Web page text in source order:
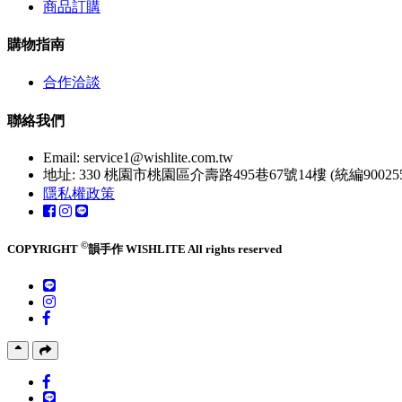
商品訂購
購物指南
合作洽談
聯絡我們
Email: service1@wishlite.com.tw
地址: 330 桃園市桃園區介壽路495巷67號14樓 (統編
隱私權政策
COPYRIGHT ©韻手作 WISHLITE All rights reserved